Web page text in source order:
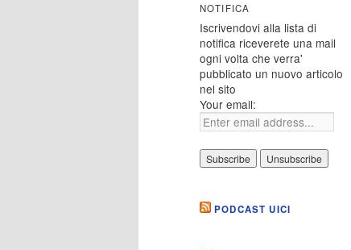
principale
secondario
NOTIFICA
Iscrivendovi alla lista di
notifica riceverete una mail
ogni volta che verra'
pubblicato un nuovo articolo
nel sito
Your email:
PODCAST UICI